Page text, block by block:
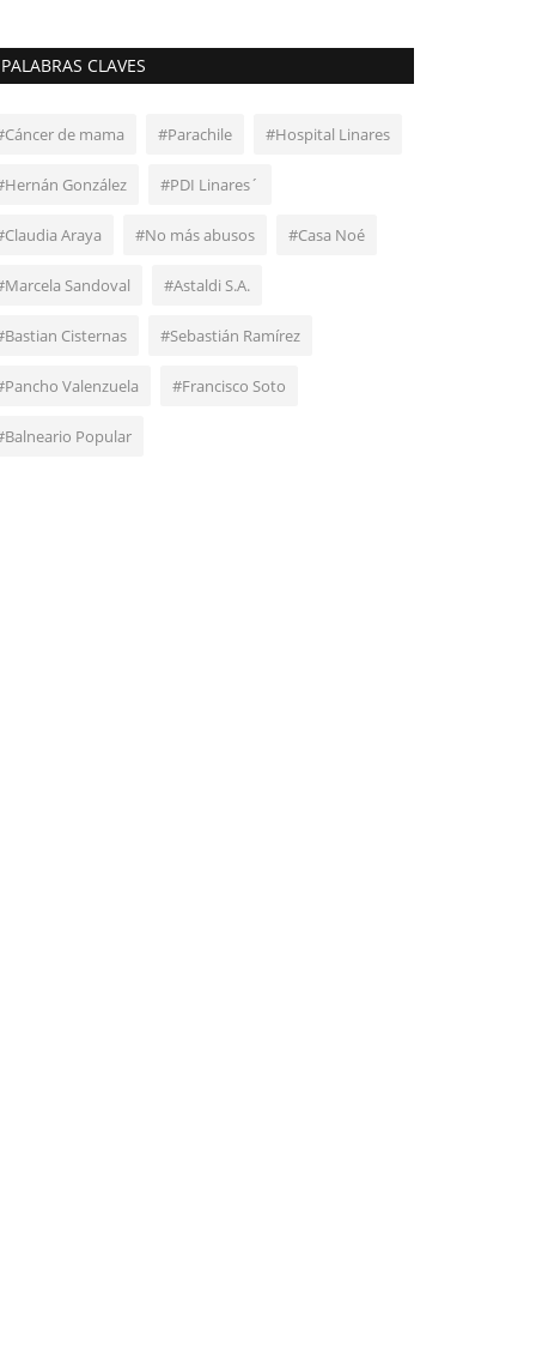
PALABRAS CLAVES
de mama #Parachile #Hospital Linares
González #PDI Linares´
Araya #No más abusos #Casa Noé
Sandoval #Astaldi S.A.
Cisternas #Sebastián Ramírez
Valenzuela #Francisco Soto
Popular